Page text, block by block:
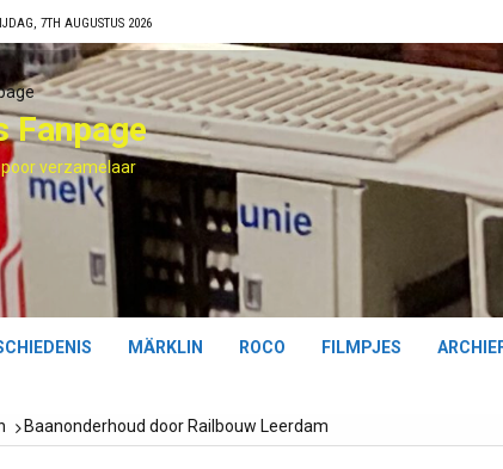
7TH AUGUSTUS 2026
Fanpage
verzamelaar
MÄRKLIN ROCO FILMPJES
Baanonderhoud door Railbouw Leerdam